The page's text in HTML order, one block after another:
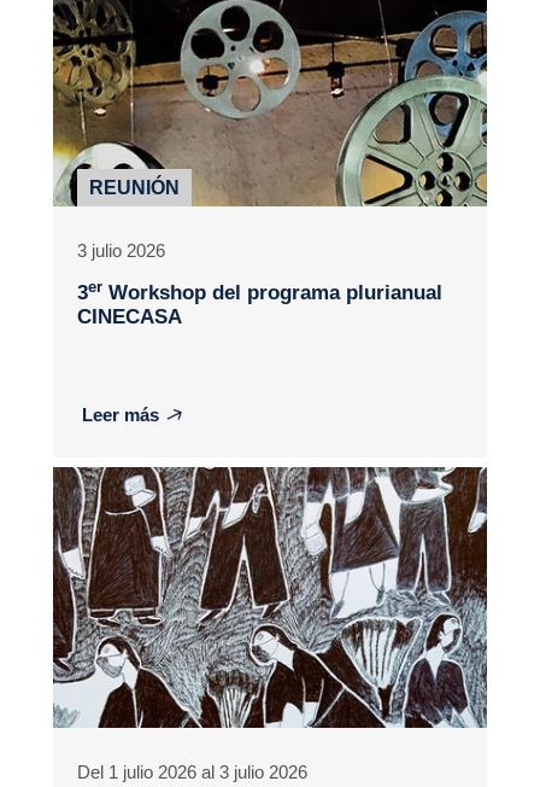
REUNIÓN
3 julio 2026
3er Workshop del programa plurianual
CINECASA
Leer más
Del 1 julio 2026 al 3 julio 2026